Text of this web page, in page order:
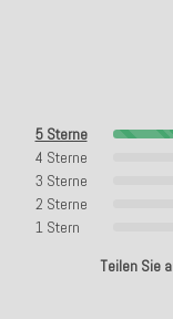
5 Sterne
4 Sterne
3 Sterne
2 Sterne
1 Stern
Teilen Sie